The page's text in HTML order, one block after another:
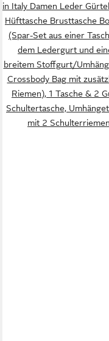
in Italy Damen Leder
Hüfttasche Brusttasche
(Spar-Set aus einer
dem Ledergurt und
breitem Stoffgurt/
Crossbody Bag mit
Riemen), 1 Tasche & 2
Schultertasche,
mit 2 Schulterriemen